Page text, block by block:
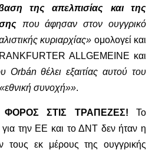
της απελπισίας και της
που άφησαν στον ουγγρικό
κυριαρχίας» ομολογεί και
ALLGEMEINE και
θέλει εξαιτίας αυτού του
συνοχή»».
ΦΟΡΟΣ ΣΤΙΣ ΤΡΑΠΕΖΕΣ! Το
την ΕΕ και το ΔΝΤ δεν ήταν η
τους εκ μέρους της ουγγρικής